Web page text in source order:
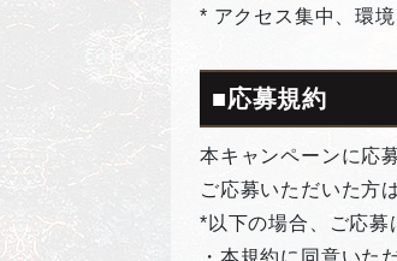
* アクセス集中、環
■応募規約
本キャンペーンに応
ご応募いただいた方
*以下の場合、ご応募